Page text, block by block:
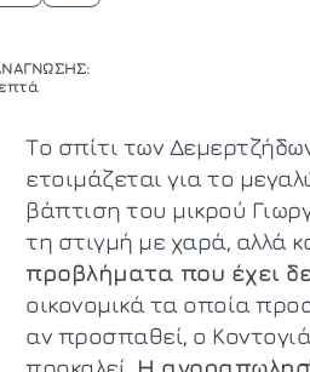
Το σπίτι των
ετοιμάζεται για το
βάπτιση του μικρού
τη στιγμή με χαρά, αλλά
προβλήματα που έχει
οικονομικά τα οποία
αν προσπαθεί, ο